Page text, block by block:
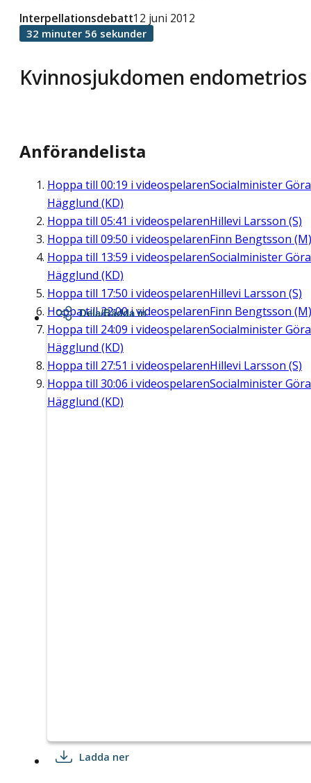
Kvinnosjukdomen endometrios
Interpellationsdebatt12 juni 2012
32 minuter 56 sekunder
Anförandelista
Hoppa till 00:19 i videospelarenSocialminister
Hägglund (KD)
Hoppa till 05:41 i videospelarenHillevi Larsson (S)
Hoppa till 09:50 i videospelarenFinn Bengtsson (M)
Hoppa till 13:59 i videospelarenSocialminister
Hägglund (KD)
Hoppa till 17:50 i videospelarenHillevi Larsson (S)
Hoppa till22:00i videospelarenFinn Bengtsson (M)
Hoppa till 24:09 i videospelarenSocialminister
Hägglund (KD)
Hoppa till 27:51 i videospelarenHillevi Larsson (S)
Hoppa till 30:06 i videospelarenSocialminister
Hägglund (KD)
Dela/Bädda in
Ladda ner